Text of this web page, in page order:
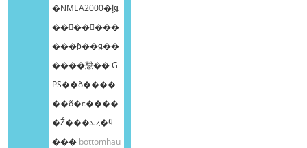
�NMEA2000�إǥ
��󥰥��󥵡���
���ƥ��ǥ��
����㥹�� G
PS��õ����
��õ�ε����
�Ź���ܥȥ�ϥ
��� bottomhau